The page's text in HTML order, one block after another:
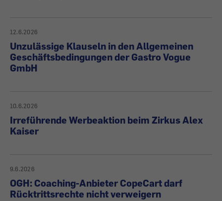
12.6.2026
Unzulässige Klauseln in den Allgemeinen
Geschäftsbedingungen der Gastro Vogue
GmbH
10.6.2026
Irreführende Werbeaktion beim Zirkus Alex
Kaiser
9.6.2026
OGH: Coaching-Anbieter CopeCart darf
Rücktrittsrechte nicht verweigern